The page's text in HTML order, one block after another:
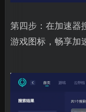
第四步：在加速器
游戏图标，畅享加